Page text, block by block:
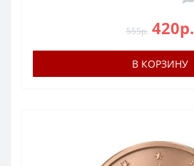
555р. 420р.
В КОРЗИНУ